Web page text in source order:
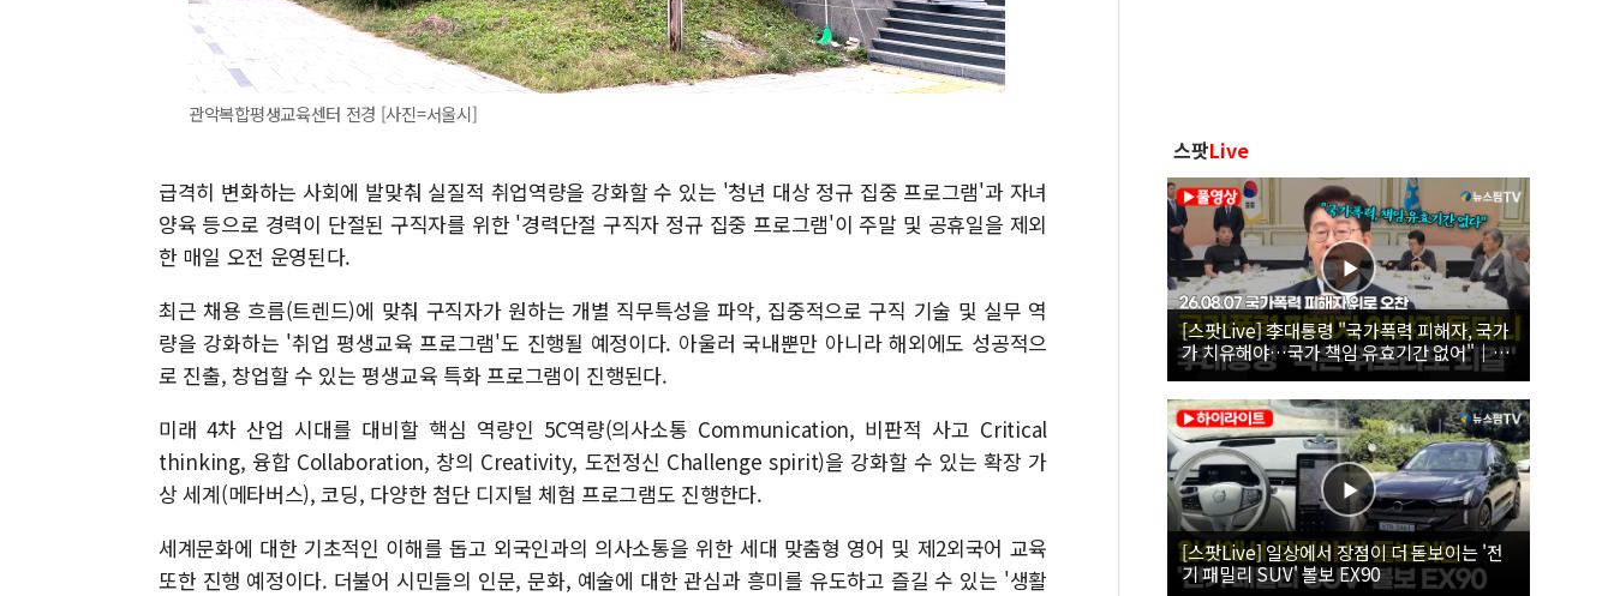
관악복합평생교육센터 전경 [사진=서울시]
급격히 변화하는 사회에 발맞춰 실질적 취업역량을 강화할 수 있는 '청년 대상 정규 집중 프로그램'과 자녀
양육 등으로 경력이 단절된 구직자를 위한 '경력단절 구직자 정규 집중 프로그램'이 주말 및 공휴일을 제외
한 매일 오전 운영된다.
최근 채용 흐름(트렌드)에 맞춰 구직자가 원하는 개별 직무특성을 파악, 집중적으로 구직 기술 및 실무 역
량을 강화하는 '취업 평생교육 프로그램'도 진행될 예정이다. 아울러 국내뿐만 아니라 해외에도 성공적으
로 진출, 창업할 수 있는 평생교육 특화 프로그램이 진행된다.
미래 4차 산업 시대를 대비할 핵심 역량인 5C역량(의사소통 Communication, 비판적 사고 Critical
thinking, 융합 Collaboration, 창의 Creativity, 도전정신 Challenge spirit)을 강화할 수 있는 확장 가
상 세계(메타버스), 코딩, 다양한 첨단 디지털 체험 프로그램도 진행한다.
세계문화에 대한 기초적인 이해를 돕고 외국인과의 의사소통을 위한 세대 맞춤형 영어 및 제2외국어 교육
또한 진행 예정이다. 더불어 시민들의 인문, 문화, 예술에 대한 관심과 흥미를 유도하고 즐길 수 있는 '생활
스팟Live
[스팟Live] 李대통령 "국가폭력 피해자, 국가
가 치유해야…국가 책임 유효기간 없어"｜
26.08.07 국가폭력 피해자 위로 오찬
[스팟Live] 일상에서 장점이 더 돋보이는 '전
기 패밀리 SUV' 볼보 EX90